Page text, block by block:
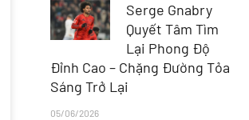
Serge Gnabry
Quyết Tâm Tìm
Lại Phong Độ
Đỉnh Cao – Chặng Đường Tỏa
Sáng Trở Lại
05/06/2026